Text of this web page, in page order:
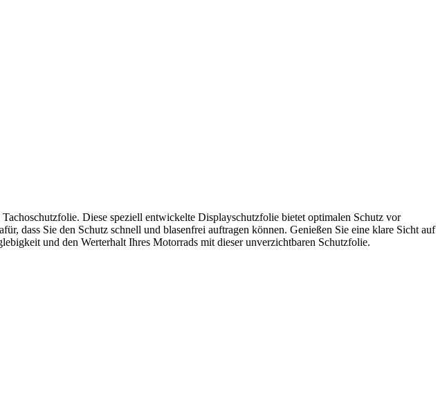
Diese speziell entwickelte Displayschutzfolie bietet optimalen Schutz vor
dass Sie den Schutz schnell und blasenfrei auftragen können. Genießen Sie eine klare Sicht auf
und den Werterhalt Ihres Motorrads mit dieser unverzichtbaren Schutzfolie.